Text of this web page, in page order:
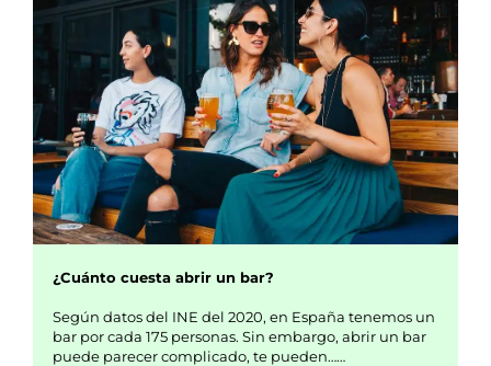
¿Cuánto cuesta abrir un bar?
Según datos del INE del 2020, en España tenemos un
bar por cada 175 personas. Sin embargo, abrir un bar
puede parecer complicado, te pueden……